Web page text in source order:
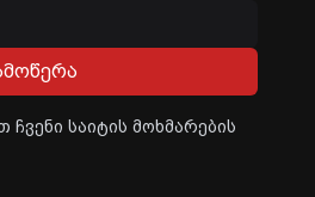
საიტის მოხმარების